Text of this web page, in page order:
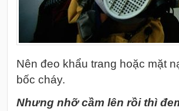
Nên đeo khẩu trang hoặc mặt
bốc cháy.
Nhưng nhỡ cầm lên rồi thì